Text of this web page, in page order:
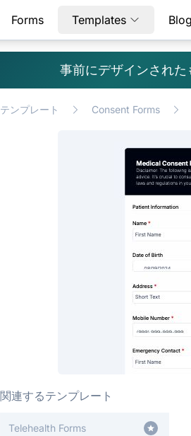
Forms Templates Blog
事前にデザインされ
テンプレート Consent Forms
関連するテンプレート
Telehealth Forms